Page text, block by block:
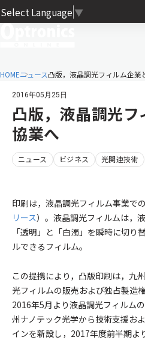
Select Language ▼
HOMEニュース凸版，液晶調光フィルム企業
2016年05月25日
凸版，液晶調光フ
協業へ
ニュース ビジネス 光関連技術
印刷は，液晶調光フィルム事業で
リース）。液晶調光フィルムは，
「透明」と「白濁」を瞬時に切り
ルできるフィルム。
この提携により，凸版印刷は，九
光フィルムの販売および独占製造
2016年5月より液晶調光フィルム
州ナノテック光学から技術支援お
インを新設し，2017年度前半期よ